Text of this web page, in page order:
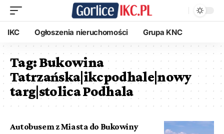
IKC Ogłoszenia nieruchomości Grupa KNC
Tag:Bukowina
Tatrzańska|ikcpodhale|nowy
targ|stolica Podhala
Autobusem z Miasta do Bukowiny